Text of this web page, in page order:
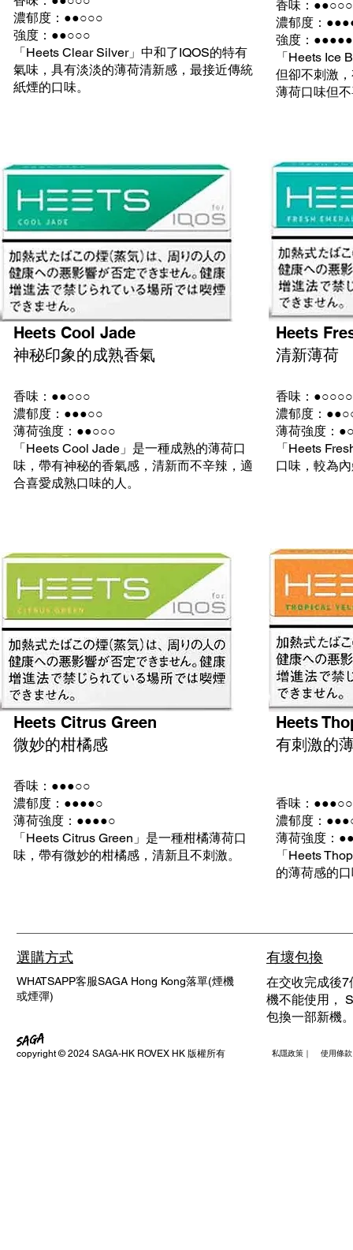
濃郁度：●●○○○
強度：●●○○○
「Heets Clear Silver」中和了IQOS的特有
氣味，具有淡淡的薄荷清新感，最接近傳統
紙煙的口味。
香味：●●○○○
濃郁度：
強度：●●●●●
「Heets Ice
但卻不刺激
薄荷口味但
Heets Cool Jade
神秘印象的成熟香氣
香味：●●○○○
濃郁度：●●●○○
薄荷強度：●●○○○
「Heets Cool Jade」是一種成熟的薄荷口
味，帶有神秘的香氣感，清新而不辛辣，適
合喜愛成熟口味的人。
Heets
清新薄荷
香味：●○○○○
濃郁度：
薄荷強度：
「Heets
口味，較為
Heets Citrus Green
微妙的柑橘感
香味：●●●○○
濃郁度：●●●●○
薄荷強度：●●●●○
「Heets Citrus Green」是一種柑橘薄荷口
味，帶有微妙的柑橘感，清新且不刺激。
Heets
有刺激的
香味：●●●○○
濃郁度：
薄荷強度：
「Heets
的薄荷感的
選購方式
WHATSAPP客服SAGA Hong Kong落單(煙機
或煙彈)
有壞包換
在交收完成後
機不能使用，
包換一部新機
copyright © 2024 SAGA-HK ROVEX HK 版權所有 私隱政策｜ 使用條